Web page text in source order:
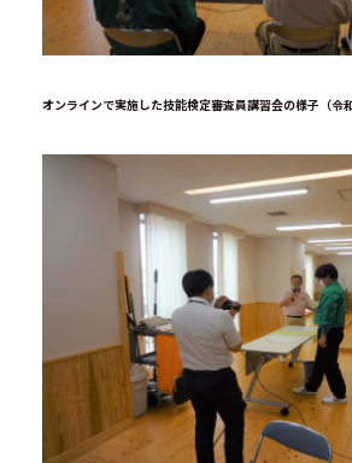
オンラインで実施した技能検定審査員講習会の様子（令